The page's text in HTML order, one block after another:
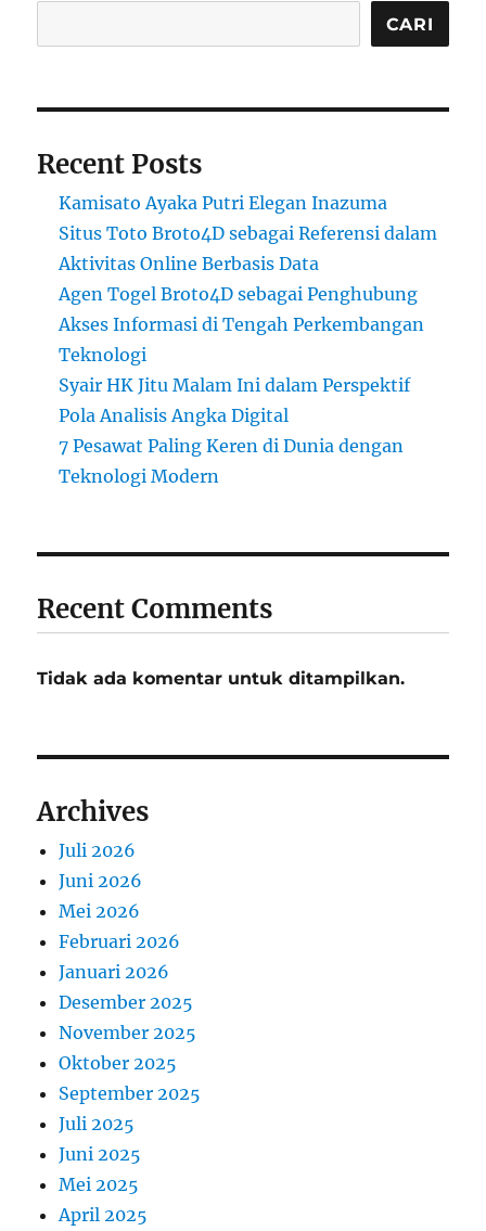
CARI
Recent Posts
Kamisato Ayaka Putri Elegan Inazuma
Situs Toto Broto4D sebagai Referensi dalam
Aktivitas Online Berbasis Data
Agen Togel Broto4D sebagai Penghubung
Akses Informasi di Tengah Perkembangan
Teknologi
Syair HK Jitu Malam Ini dalam Perspektif
Pola Analisis Angka Digital
7 Pesawat Paling Keren di Dunia dengan
Teknologi Modern
Recent Comments
Tidak ada komentar untuk ditampilkan.
Archives
Juli 2026
Juni 2026
Mei 2026
Februari 2026
Januari 2026
Desember 2025
November 2025
Oktober 2025
September 2025
Juli 2025
Juni 2025
Mei 2025
April 2025